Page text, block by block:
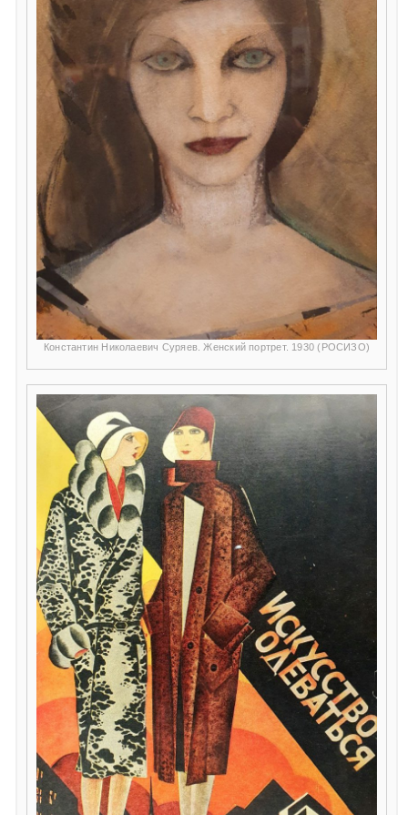
Константин Николаевич Суряев. Женский портрет. 1930 (РОСИЗО)